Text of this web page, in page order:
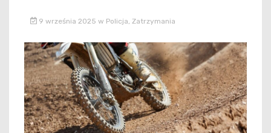
9 września 2025 w Policja Zatrzymania